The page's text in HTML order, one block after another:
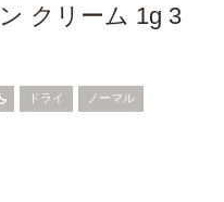
クリーム 1g 3
ドライ ノーマル